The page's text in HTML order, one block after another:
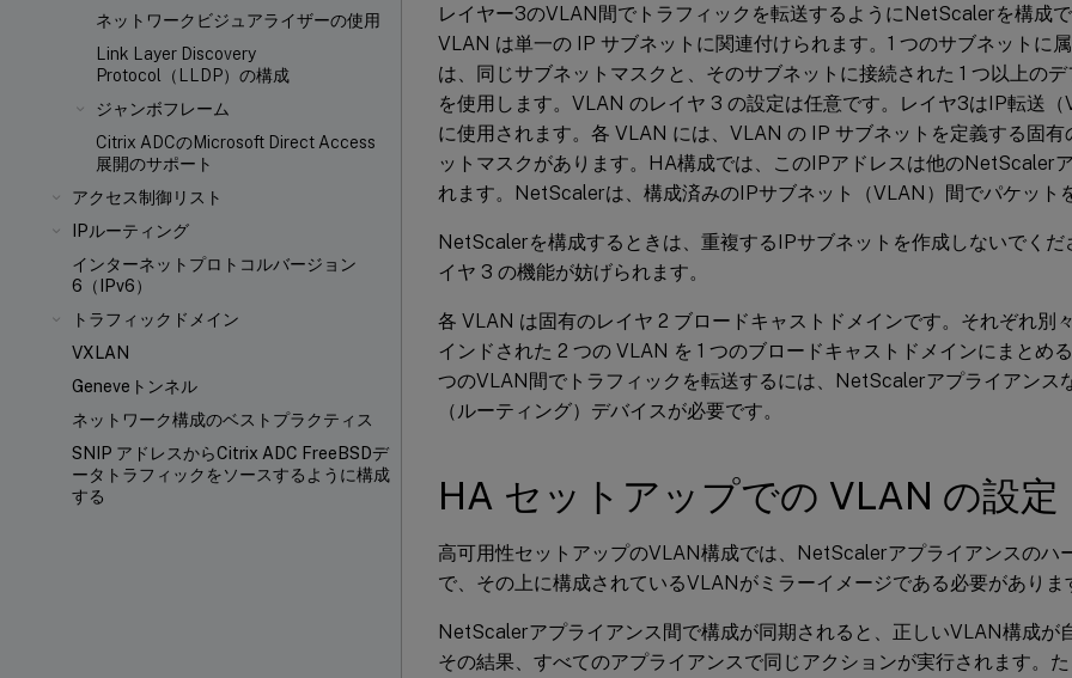
ネットワークビジュアライザーの使用
Link Layer Discovery
Protocol（LLDP）の構成
ジャンボフレーム
Citrix ADCのMicrosoft Direct Access
展開のサポート
アクセス制御リスト
IPルーティング
インターネットプロトコルバージョン
6（IPv6）
トラフィックドメイン
VXLAN
Geneveトンネル
ネットワーク構成のベストプラクティス
SNIP アドレスからCitrix ADC FreeBSDデ
ータトラフィックをソースするように構成
する
レイヤー3のVLAN間でトラフィックを転送するようにNetScalerを構成で
VLAN は単一の IP サブネットに関連付けられます。1 つのサブネットに
は、同じサブネットマスクと、そのサブネットに接続された 1 つ以上の
を使用します。VLAN のレイヤ 3 の設定は任意です。レイヤ3はIP転送（
に使用されます。各 VLAN には、VLAN の IP サブネットを定義する固有
ットマスクがあります。HA構成では、このIPアドレスは他のNetScaler
れます。NetScalerは、構成済みのIPサブネット（VLAN）間でパケット
NetScalerを構成するときは、重複するIPサブネットを作成しないでくだ
イヤ 3 の機能が妨げられます。
各 VLAN は固有のレイヤ 2 ブロードキャストドメインです。それぞれ別
インドされた 2 つの VLAN を 1 つのブロードキャストドメインにまとめ
つのVLAN間でトラフィックを転送するには、NetScalerアプライアンス
（ルーティング）デバイスが必要です。
HA セットアップでの VLAN の設定
高可用性セットアップのVLAN構成では、NetScalerアプライアンスのハ
で、その上に構成されているVLANがミラーイメージである必要がありま
NetScalerアプライアンス間で構成が同期されると、正しいVLAN構成が
その結果、すべてのアプライアンスで同じアクションが実行されます。